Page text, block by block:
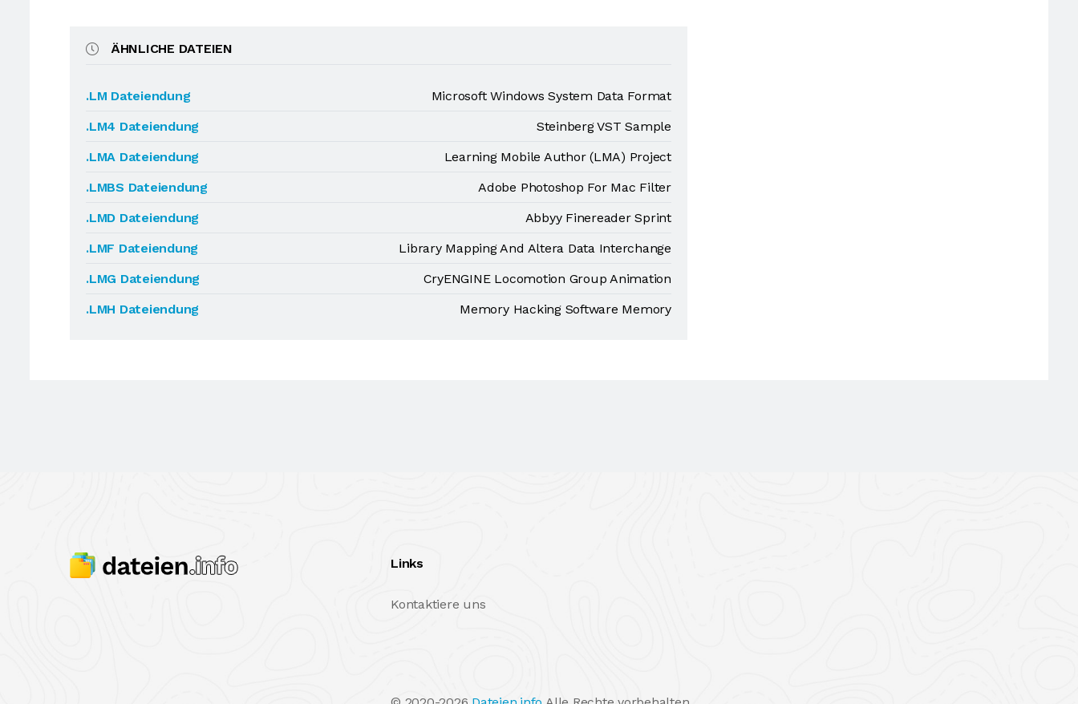
ÄHNLICHE DATEIEN
.LM Dateiendung
Microsoft Windows System Data Format
.LM4 Dateiendung
Steinberg VST Sample
.LMA Dateiendung
Learning Mobile Author (LMA) Project
.LMBS Dateiendung
Adobe Photoshop For Mac Filter
.LMD Dateiendung
Abbyy Finereader Sprint
.LMF Dateiendung
Library Mapping And Altera Data Interchange
.LMG Dateiendung
CryENGINE Locomotion Group Animation
.LMH Dateiendung
Memory Hacking Software Memory
Links
Kontaktiere uns